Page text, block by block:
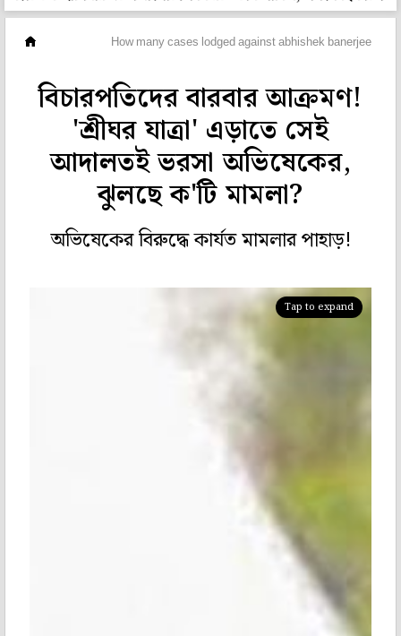
How many cases lodged against abhishek banerjee
বিচারপতিদের বারবার আক্রমণ!
'শ্রীঘর যাত্রা' এড়াতে সেই
আদালতই ভরসা অভিষেকের,
ঝুলছে ক'টি মামলা?
অভিষেকের বিরুদ্ধে কার্যত মামলার পাহাড়!
Tap to expand